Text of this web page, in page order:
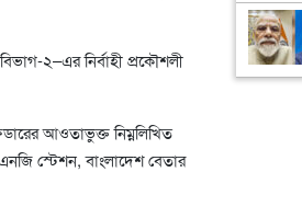
২–এর নির্বাহী প্রকৌশলী
আওতাভুক্ত নিম্নলিখিত
স্টেশন, বাংলাদেশ বেতার